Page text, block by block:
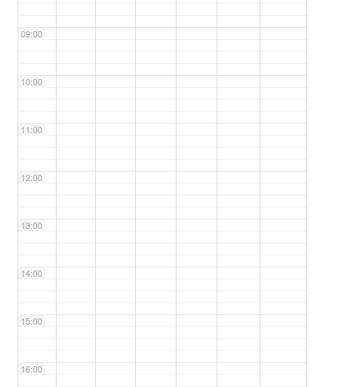
09:00
10:00
11:00
12:00
13:00
14:00
15:00
16:00